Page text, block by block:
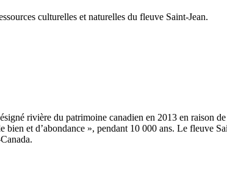
culturelles et naturelles du fleuve Saint-Jean.
rivière du patrimoine canadien en 2013 en raison
et d’abondance », pendant 10 000 ans. Le fleuve